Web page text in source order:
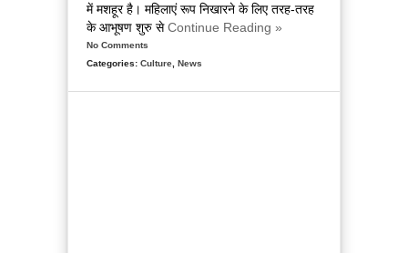
के
बारे
में मशहूर है। महिलाएं रूप निखारने के लिए तरह-तरह
के आभूषण शुरु सेContinue Reading »
No Comments
Categories: Culture, News